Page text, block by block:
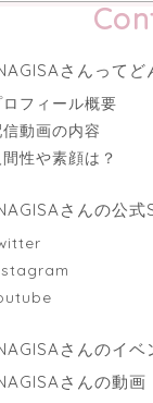
さんって
ロフィール概要
動画の内容
間性や素顔は？
さんの公式
さんのイベ
さんの動画